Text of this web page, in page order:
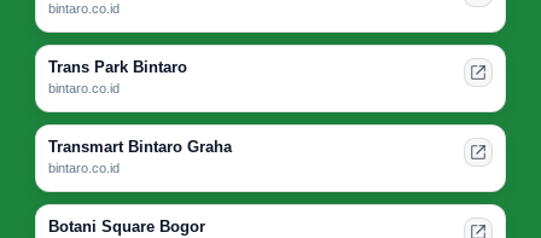
bintaro.co.id
Trans Park Bintaro
bintaro.co.id
Transmart Bintaro Graha
bintaro.co.id
Botani Square Bogor